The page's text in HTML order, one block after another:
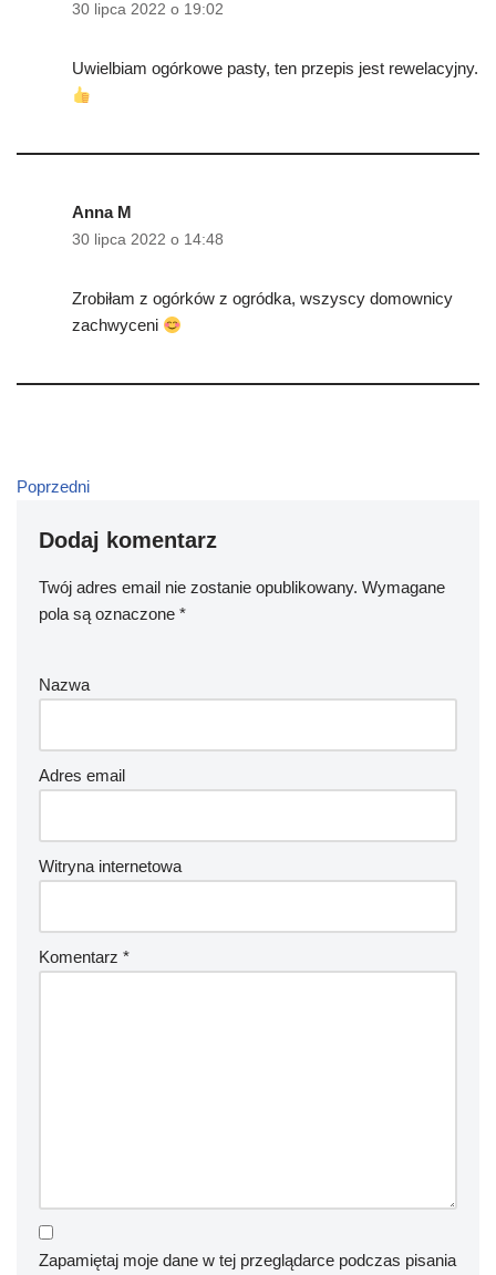
30 lipca 2022 o 19:02
Uwielbiam ogórkowe pasty, ten przepis jest rewelacyjny.
Anna M
30 lipca 2022 o 14:48
Zrobiłam z ogórków z ogródka, wszyscy domownicy
zachwyceni
Poprzedni
Dodaj komentarz
Twój adres email nie zostanie opublikowany. Wymagane
pola są oznaczone *
Nazwa
Adres email
Witryna internetowa
Komentarz *
Zapamiętaj moje dane w tej przeglądarce podczas pisania